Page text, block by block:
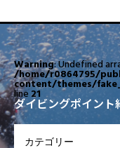
Warning: Undefined
/home/r0864795/
content/themes/
line 21
ダイビングポイント